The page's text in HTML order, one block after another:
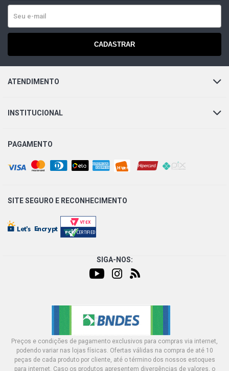
CADASTRAR
ATENDIMENTO
INSTITUCIONAL
PAGAMENTO
SITE SEGURO E RECONHECIMENTO
SIGA-NOS:
Preços e condições de pagamento exclusivos para compras via internet,
podendo variar nas lojas físicas. Ofertas válidas na compra de até 10
peças de cada produto por cliente, até o término dos nossos estoques
para internet. Caso os produtos apresentem divergências de valores, o